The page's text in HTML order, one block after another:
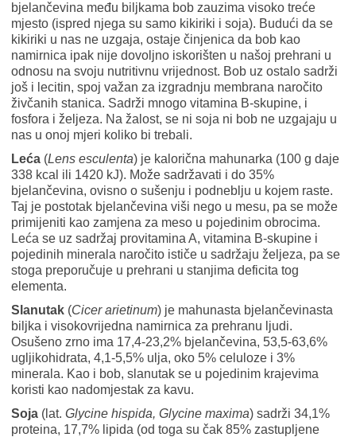
bjelančevina među biljkama bob zauzima visoko treće
mjesto (ispred njega su samo kikiriki i soja). Budući da se
kikiriki u nas ne uzgaja, ostaje činjenica da bob kao
namirnica ipak nije dovoljno iskorišten u našoj prehrani u
odnosu na svoju nutritivnu vrijednost. Bob uz ostalo sadrži
još i lecitin, spoj važan za izgradnju membrana naročito
živčanih stanica. Sadrži mnogo vitamina B-skupine, i
fosfora i željeza. Na žalost, se ni soja ni bob ne uzgajaju u
nas u onoj mjeri koliko bi trebali.
Leća (Lens esculenta) je kalorična mahunarka (100 g daje
338 kcal ili 1420 kJ). Može sadržavati i do 35%
bjelančevina, ovisno o sušenju i podneblju u kojem raste.
Taj je postotak bjelančevina viši nego u mesu, pa se može
primijeniti kao zamjena za meso u pojedinim obrocima.
Leća se uz sadržaj provitamina A, vitamina B-skupine i
pojedinih minerala naročito ističe u sadržaju željeza, pa se
stoga preporučuje u prehrani u stanjima deficita tog
elementa.
Slanutak (Cicer arietinum) je mahunasta bjelančevinasta
biljka i visokovrijedna namirnica za prehranu ljudi.
Osušeno zrno ima 17,4-23,2% bjelančevina, 53,5-63,6%
ugljikohidrata, 4,1-5,5% ulja, oko 5% celuloze i 3%
minerala. Kao i bob, slanutak se u pojedinim krajevima
koristi kao nadomjestak za kavu.
Soja (lat. Glycine hispida, Glycine maxima) sadrži 34,1%
proteina, 17,7% lipida (od toga su čak 85% zastupljene